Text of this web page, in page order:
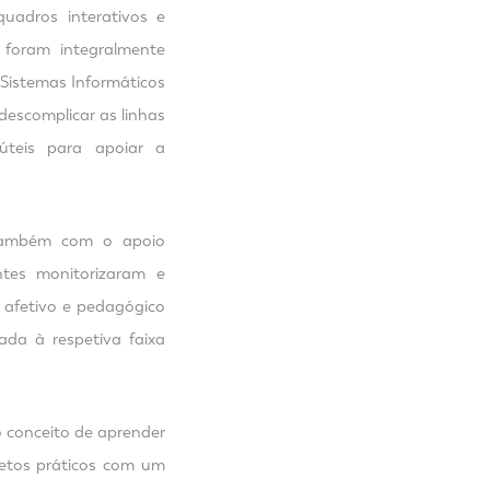
interativos e
integralmente
Informáticos
as linhas
para apoiar a
com o apoio
monitorizaram e
e pedagógico
à respetiva faixa
de aprender
práticos com um